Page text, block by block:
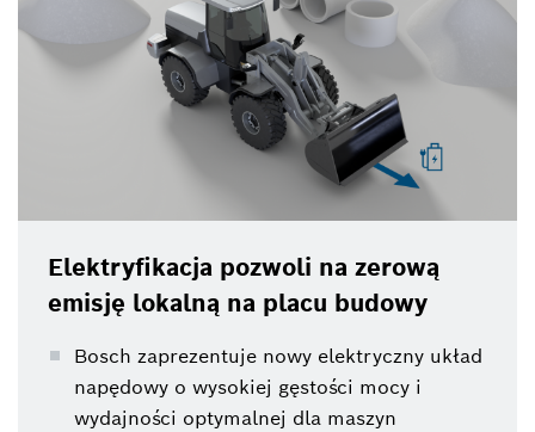
Elektryfikacja pozwoli na zerową
emisję lokalną na placu budowy
Bosch zaprezentuje nowy elektryczny układ
napędowy o wysokiej gęstości mocy i
wydajności optymalnej dla maszyn